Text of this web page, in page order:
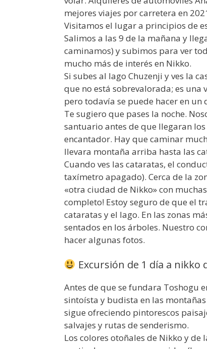
mejores viajes por carretera en
Visitamos el lugar a principios de
Salimos a las 9 de la mañana y
caminamos) y subimos para ver
mucho más de interés en Nikko.
Si subes al lago Chuzenji y ves la
que no está sobrevalorada; es una
pero todavía se puede hacer en un
Te sugiero que pases la noche.
santuario antes de que llegaran
encantador. Hay que caminar
llevara montaña arriba hasta las
Cuando ves las cataratas, el
taxímetro apagado). Cerca de la
«otra ciudad de Nikko» con
completo! Estoy seguro de que el
cataratas y el lago. En las zonas
sentados en los árboles. Nuestro
hacer algunas fotos.
Excursión de 1 día a nikko
Antes de que se fundara Toshogu
sintoísta y budista en las
sigue ofreciendo pintorescos
salvajes y rutas de senderismo.
Los colores otoñales de Nikko y